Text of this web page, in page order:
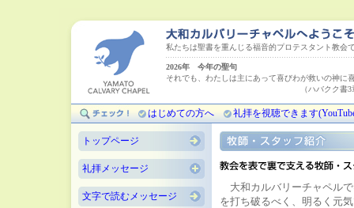
私たちは聖書を重んじる福音的プロテスタント教会
2026年 今年の聖句
それでも、わたしは主にあって喜びわが救いの神に
（ハバクク書3章18
はじめての方へ 礼拝を視聴できます
トップページ
礼拝メッセージ
文字で読むメッセージ
大和カルバリーチャペル
を打ち破るべく、明るく元